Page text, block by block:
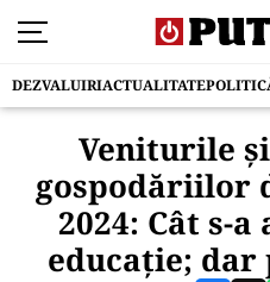
DEZVALUIRIACTUALITATE
Veniturile
gospodăriilor
2024: Cât s-
educație;